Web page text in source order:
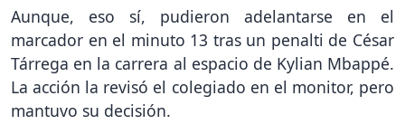
Aunque, eso sí, pudieron adelantarse en el
marcador en el minuto 13 tras un penalti de César
Tárrega en la carrera al espacio de Kylian Mbappé.
La acción la revisó el colegiado en el monitor, pero
mantuvo su decisión.